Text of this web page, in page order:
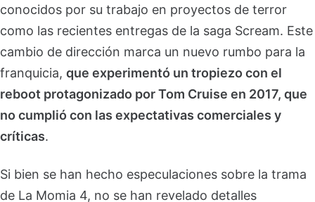
conocidos por su trabajo en proyectos de terror
como las recientes entregas de la saga Scream. Este
cambio de dirección marca un nuevo rumbo para la
franquicia, que experimentó un tropiezo con el
reboot protagonizado por Tom Cruise en 2017, que
no cumplió con las expectativas comerciales y
críticas.
Si bien se han hecho especulaciones sobre la trama
de La Momia 4, no se han revelado detalles